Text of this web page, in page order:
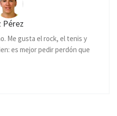
Pérez
Me gusta el rock, el tenis y
es mejor pedir perdón que